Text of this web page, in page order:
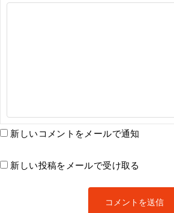
新しいコメントをメールで通知
新しい投稿をメールで受け取る